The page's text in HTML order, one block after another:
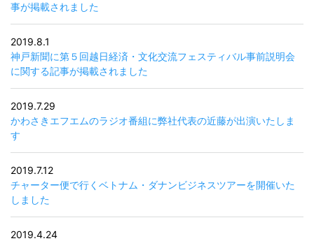
事が掲載されました
2019.8.1
神戸新聞に第５回越日経済・文化交流フェスティバル事前説明会
に関する記事が掲載されました
2019.7.29
かわさきエフエムのラジオ番組に弊社代表の近藤が出演いたしま
す
2019.7.12
チャーター便で行くベトナム・ダナンビジネスツアーを開催いた
しました
2019.4.24